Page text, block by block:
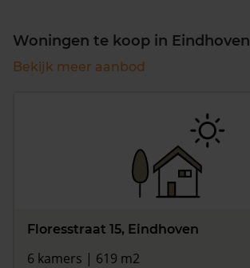
Woningen te koop in Eindhoven
Bekijk meer aanbod
Floresstraat 15, Eindhoven
6 kamers | 619 m2